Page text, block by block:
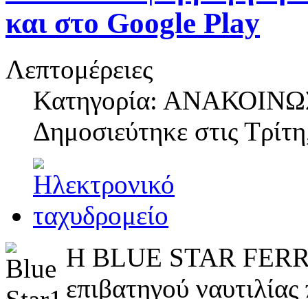
και στο Google Play
Λεπτομέρειες
Κατηγορία:
Δημοσιεύτηκε στις
Η BLUE STAR
επιβατηγού